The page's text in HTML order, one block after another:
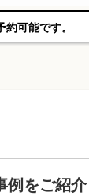
例をご紹